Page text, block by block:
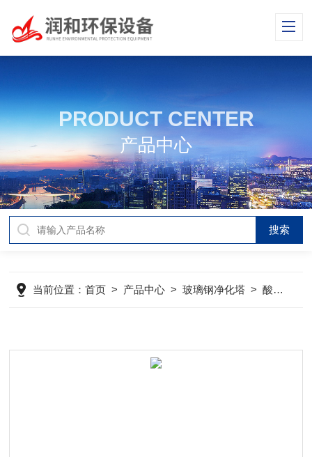
PRODUCT CENTER
产品中心
当前位置：首页 > 产品中心 >玻璃钢净化塔 >酸雾废气净化塔